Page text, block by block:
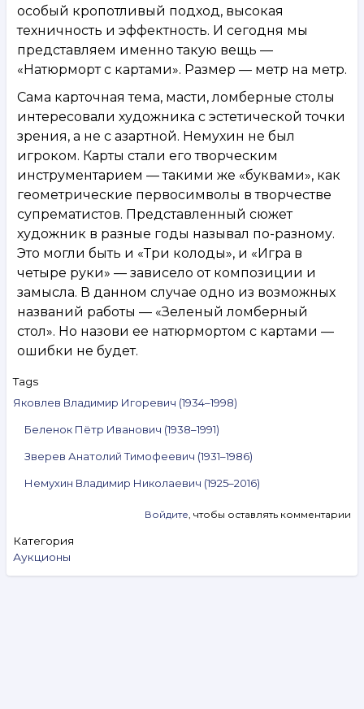
особый кропотливый подход, высокая
техничность и эффектность. И сегодня мы
представляем именно такую вещь —
«Натюрморт с картами». Размер — метр на метр.
Сама карточная тема, масти, ломберные столы
интересовали художника с эстетической точки
зрения, а не с азартной. Немухин не был
игроком. Карты стали его творческим
инструментарием — такими же «буквами», как
геометрические первосимволы в творчестве
супрематистов. Представленный сюжет
художник в разные годы называл по-разному.
Это могли быть и «Три колоды», и «Игра в
четыре руки» — зависело от композиции и
замысла. В данном случае одно из возможных
названий работы — «Зеленый ломберный
стол». Но назови ее натюрмортом с картами —
ошибки не будет.
Tags
Яковлев Владимир Игоревич (1934–1998)
Беленок Пётр Иванович (1938–1991)
Зверев Анатолий Тимофеевич (1931–1986)
Немухин Владимир Николаевич (1925–2016)
Войдите , чтобы оставлять комментарии
Категория
Аукционы